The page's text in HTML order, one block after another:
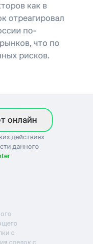
как в
отреагировал
по-
что по
рисков.
онлайн
действиях
данного
с
сделок с